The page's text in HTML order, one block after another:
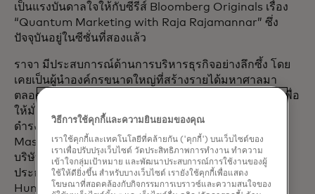
เป็นแรงบันดาลใจให้กับซีรีส์ Bloomberg Originals เรื่อง
“Quantum Marketing with Raja Rajamannar” ซึ่ง
ปัจจุบันอยู่ในซีซั่นที่สองแล้ว
ราจา มีประสบการณ์ด้านการบริหารธุรกิจอย่างลึกซึ้ง โดย
เคยเป็นผู้นำองค์กรขนาดใหญ่ที่สร้างรายได้มหาศาลมา
ตลอดอาชีพการงานของเขา สิ่งนี้ได้วางรากฐานที่สำคัญเพื่อ
ให้มั่นใจว่าการตลาดเป็นตัวเร่งการเติบโต ก่อนหน้านี้ เขา
ดำรงตำแหน่งประธานผู้ก่อตั้งฝ่ายดูแลสุขภาพของ
Mastercard, ประธานเจ้าหน้าที่ฝ่ายการเปลี่ยนแปลงของ
บริษัทประกันสุขภาพ Elevance (เดิมคือ Anthem) และ
ประธานเจ้าหน้าที่ฝ่ายนวัตกรรมและการตลาดของ
Humana เขาดำรงตำแหน่งผู้บริหารระดับสูงในบริษัท
วิธีการใช้คุกกี้และความยินยอมของคุณ
เราใช้คุกกี้และเทคโนโลยีที่คล้ายกัน ('คุกกี้') บนเว็บไซต์ของ
เราเพื่อปรับปรุงเว็บไซต์ วัดประสิทธิภาพการทำงาน ทำความ
เข้าใจกลุ่มเป้าหมาย และพัฒนาประสบการณ์การใช้งานของผู้
ใช้ให้ดียิ่งขึ้น สำหรับบางเว็บไซต์ เรายังใช้คุกกี้เพื่อแสดง
โฆษณาที่สอดคล้องกับกิจกรรมการเบราวซ์และความสนใจของ